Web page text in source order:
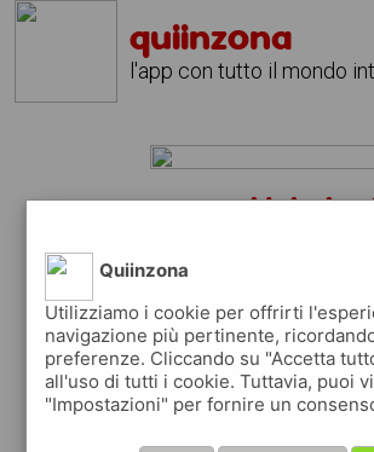
quiinzona
l'app con tutto il mondo
annunci lajatico
↴
scarica gratis app
Quiinzona
Utilizziamo i cookie per offrirti
navigazione più pertinente,
preferenze. Cliccando su "Accetta
all'uso di tutti i cookie. Tuttavia, puoi
"Impostazioni" per fornire un